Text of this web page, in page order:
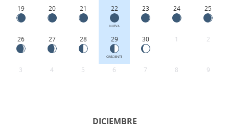
19 20 21 22
NUEVA
23 24 25
26 27 28 29
CRECIENTE
30 1 2
3 4 5 6 7 8 9
DICIEMBRE